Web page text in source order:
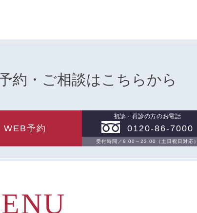
約・ご相談はこちらから
WEB予約
初診・再診の方のお電話
0120-86-7000
受付時間／9:00～23:00（土日祝日対応）